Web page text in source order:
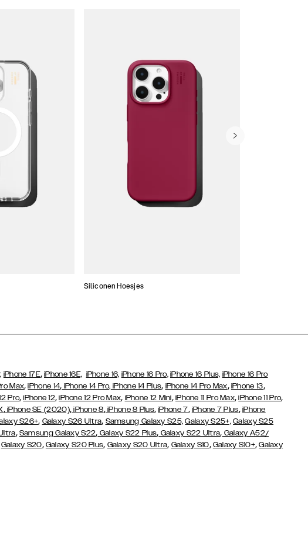
Siliconen Hoesjes
iPhone 17E,iPhone 16E, iPhone 16, iPhone 16 Pro, iPhone 16 Plus, iPhone 16 Pro
Max,iPhone 14, iPhone 14 Pro, iPhone 14 Plus, iPhone 14 Pro Max, iPhone 13,
Pro,iPhone 12,iPhone 12 Pro Max, iPhone 12 Mini, iPhone 11 Pro Max,iPhone 11 Pro,
,iPhone SE (2020),iPhone 8,iPhone 8 Plus,iPhone 7, iPhone 7 Plus, iPhone
S26+, Galaxy S26 Ultra, Samsung Galaxy S25, Galaxy S25+, Galaxy S25
, Samsung Galaxy S22, Galaxy S22 Plus, Galaxy S22 Ultra, Galaxy A52/
Galaxy S20, Galaxy S20 Plus, Galaxy S20 Ultra, Galaxy S10, Galaxy S10+,Galaxy